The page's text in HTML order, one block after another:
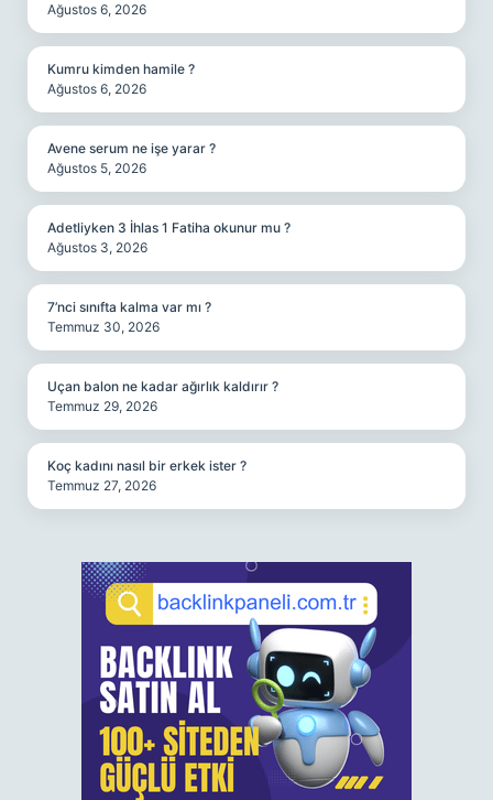
Ağustos 6, 2026
Kumru kimden hamile ?
Ağustos 6, 2026
Avene serum ne işe yarar ?
Ağustos 5, 2026
Adetliyken 3 İhlas 1 Fatiha okunur mu ?
Ağustos 3, 2026
7’nci sınıfta kalma var mı ?
Temmuz 30, 2026
Uçan balon ne kadar ağırlık kaldırır ?
Temmuz 29, 2026
Koç kadını nasıl bir erkek ister ?
Temmuz 27, 2026